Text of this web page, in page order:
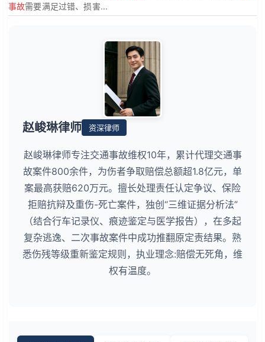
事故需要满足过错、损害...
赵峻琳律师 资深律师
赵峻琳律师专注交通事故维权10年，累计代理交通事
故案件800余件，为伤者争取赔偿总额超1.8亿元，单
案最高获赔620万元。擅长处理责任认定争议、保险
拒赔抗辩及重伤-死亡案件，独创“三维证据分析法”
（结合行车记录仪、痕迹鉴定与医学报告），在多起
复杂逃逸、二次事故案件中成功推翻原定责结果。熟
悉伤残等级重新鉴定规则，执业理念:赔偿无死角，维
权有温度。